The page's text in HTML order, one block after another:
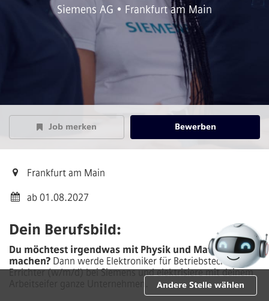
Siemens AG • Frankfurt am Main
Job merken Bewerben
Frankfurt am Main
ab 01.08.2027
Dein Berufsbild:
Du möchtest irgendwas mit Physik und Mathe
machen? Dann werde Elektroniker für Betriebstechnik –
Errichter (w/m/d) bei Siemens und elektrisiere mit deinem
Andere Stelle wählen